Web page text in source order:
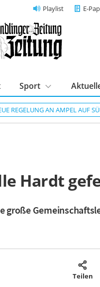
Playlist E-
REGELUNG AN AMPEL AUF
Sport
Hardt
große
Teilen